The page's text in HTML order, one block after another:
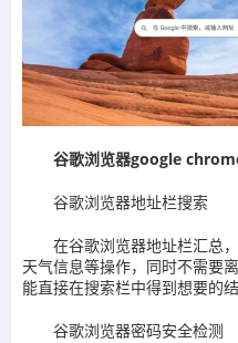
谷歌浏览器google
谷歌浏览器地址栏搜索
在谷歌浏览器地址栏汇总
天气信息等操作，同时不需要
能直接在搜索栏中得到想要的结
谷歌浏览器密码安全检测